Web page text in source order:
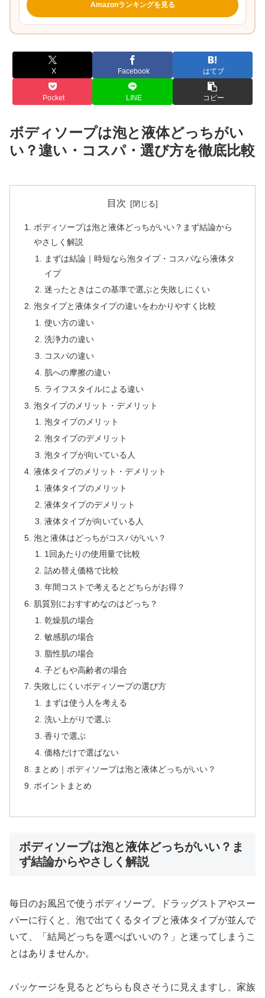
Amazonランキングを見る
X Facebook はてブ
Pocket LINE コピー
ボディソープは泡と液体どっちがい
い？違い・コスパ・選び方を徹底比較
目次
ボディソープは泡と液体どっちがいい？まず結論から
やさしく解説
まずは結論｜時短なら泡タイプ・コスパなら液体タ
イプ
迷ったときはこの基準で選ぶと失敗しにくい
泡タイプと液体タイプの違いをわかりやすく比較
使い方の違い
洗浄力の違い
コスパの違い
肌への摩擦の違い
ライフスタイルによる違い
泡タイプのメリット・デメリット
泡タイプのメリット
泡タイプのデメリット
泡タイプが向いている人
液体タイプのメリット・デメリット
液体タイプのメリット
液体タイプのデメリット
液体タイプが向いている人
泡と液体はどっちがコスパがいい？
1回あたりの使用量で比較
詰め替え価格で比較
年間コストで考えるとどちらがお得？
肌質別におすすめなのはどっち？
乾燥肌の場合
敏感肌の場合
脂性肌の場合
子どもや高齢者の場合
失敗しにくいボディソープの選び方
まずは使う人を考える
洗い上がりで選ぶ
香りで選ぶ
価格だけで選ばない
まとめ｜ボディソープは泡と液体どっちがいい？
ポイントまとめ
ボディソープは泡と液体どっちがいい？ま
ず結論からやさしく解説
毎日のお風呂で使うボディソープ。ドラッグストアやスー
パーに行くと、泡で出てくるタイプと液体タイプが並んで
いて、「結局どっちを選べばいいの？」と迷ってしまうこ
とはありませんか。
パッケージを見るとどちらも良さそうに見えますし、家族